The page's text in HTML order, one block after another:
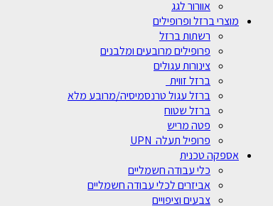
אוורור לגג
מוצרי ברזל ופרופילים
רשתות ברזל
פרופילים מרובעים ומלבנים
צינורות עגולים
ברזל זווית
ברזל עגול טרנסמיסיה/מרובע מלא
ברזל שטוח
פטה מריש
פרופיל תעלה UPN
אספקה טכנית
כלי עבודה חשמליים
אביזרים לכלי עבודה חשמליים
צבעים וציפויים